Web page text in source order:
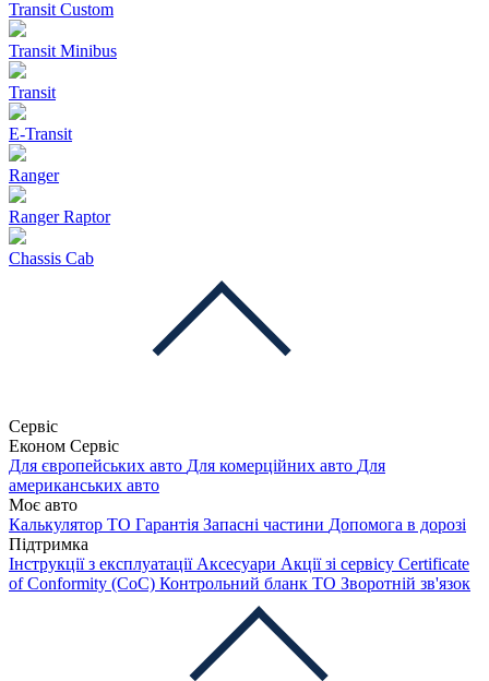
Transit Custom
Transit Minibus
Transit
E-Transit
Ranger
Ranger Raptor
Chassis Cab
Сервіс
Економ Сервіс
Для європейських авто Для комерційних авто Для
американських авто
Моє авто
Калькулятор ТО Гарантія Запасні частини Допомога в дорозі
Підтримка
Інструкції з експлуатації Аксесуари Акції зі сервісу Certificate
of Conformity (CoC) Контрольний бланк ТО Зворотній зв'язок